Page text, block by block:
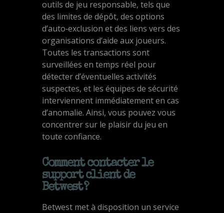
outils de jeu responsable, tels que
des limites de dépôt, des options
d’auto‑exclusion et des liens vers des
organisations d’aide aux joueurs.
Toutes les transactions sont
surveillées en temps réel pour
détecter d’éventuelles activités
suspectes, et les équipes de sécurité
interviennent immédiatement en cas
d’anomalie. Ainsi, vous pouvez vous
concentrer sur le plaisir du jeu en
toute confiance.
Comment contacter le
support client de
Betwest ?
Betwest met à disposition un service